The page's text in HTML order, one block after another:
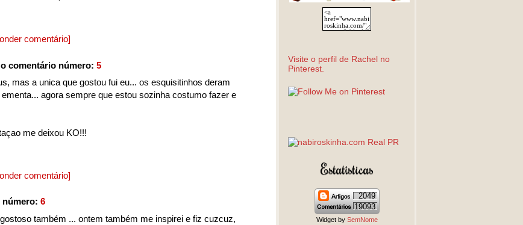
comentário]
comentário número: 5
mas a unica que gostou fui eu... os esquisitinhos deram
agora sempre que estou sozinha costumo fazer e
me deixou KO!!!
comentário]
número: 6
também ... ontem também me inspirei e fiz cuzcuz,
Visite o perfil de Rachel no
Pinterest.
Estatísticas
2049
19093
Widget by SemNome